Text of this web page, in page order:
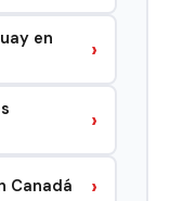
en
›
›
Canadá ›